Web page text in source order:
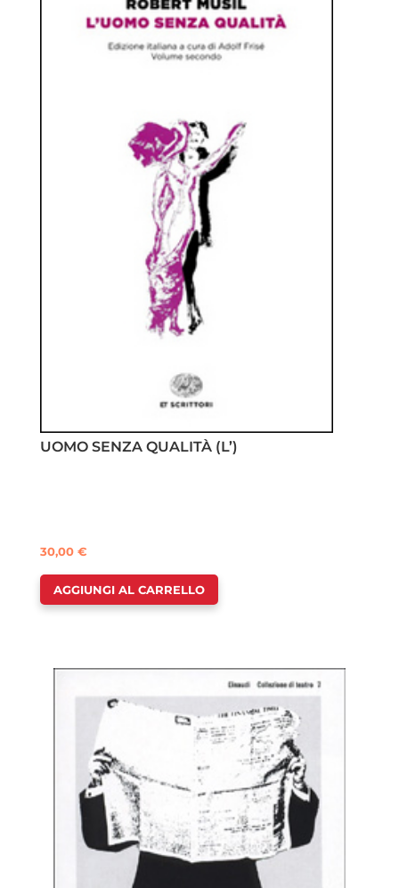
UOMO SENZA QUALITÀ (L’)
30,00€
AGGIUNGI AL CARRELLO